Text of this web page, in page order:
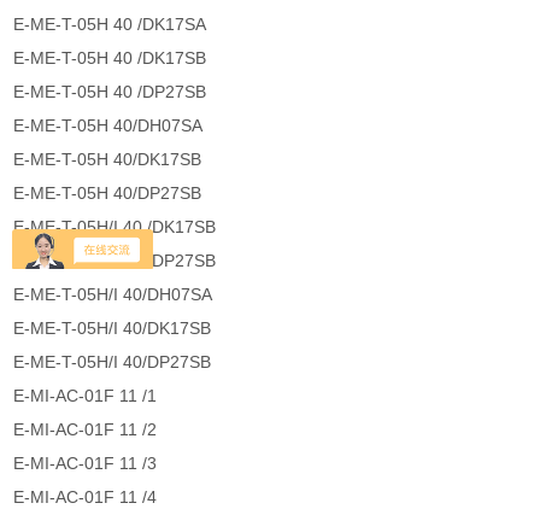
E-ME-T-05H 40 /DK17SA
E-ME-T-05H 40 /DK17SB
E-ME-T-05H 40 /DP27SB
E-ME-T-05H 40/DH07SA
E-ME-T-05H 40/DK17SB
E-ME-T-05H 40/DP27SB
E-ME-T-05H/I 40 /DK17SB
E-ME-T-05H/I 40 /DP27SB
E-ME-T-05H/I 40/DH07SA
E-ME-T-05H/I 40/DK17SB
E-ME-T-05H/I 40/DP27SB
E-MI-AC-01F 11 /1
E-MI-AC-01F 11 /2
E-MI-AC-01F 11 /3
E-MI-AC-01F 11 /4